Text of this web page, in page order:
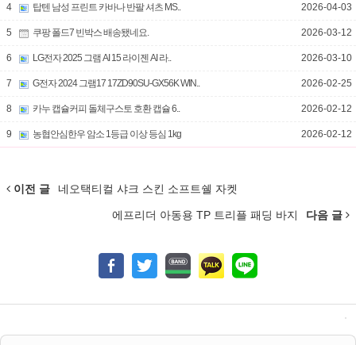
4 탑텐 남성 프린트 카바나 반팔 셔츠 MS.. 2026-04-03
5 쿠팡 폴드7 빈박스 배송됐네요. 2026-03-12
6 LG전자 2025 그램 AI 15 라이젠 AI 라.. 2026-03-10
7 G전자 2024 그램17 17ZD90SU-GX56K WIN.. 2026-02-25
8 카누 캡슐커피 돌체구스토 호환 캡슐 6.. 2026-02-12
9 농협안심한우 암소 1등급 이상 등심 1kg 2026-02-12
이전 글 네오택티컬 샤크 스킨 소프트쉘 자켓
에프리더 아동용 TP 트리플 패딩 바지 다음 글